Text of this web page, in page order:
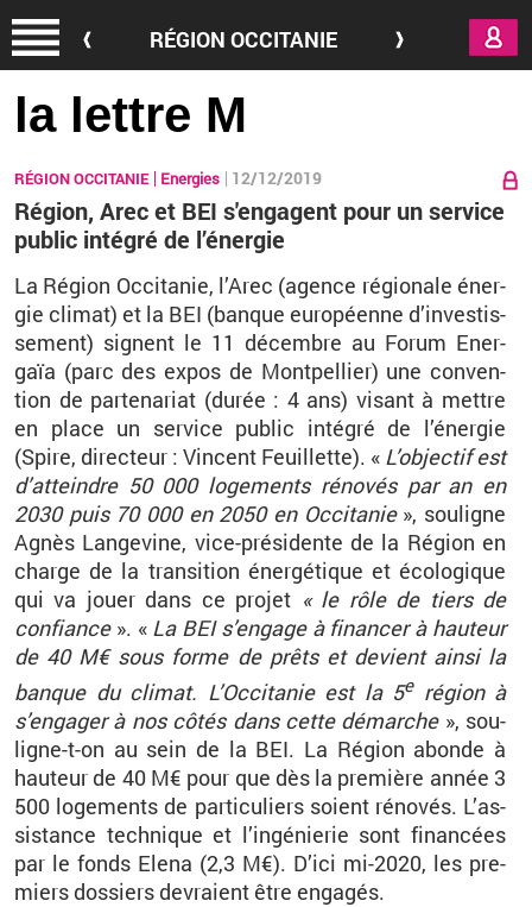
RÉGION OCCITANIE
la lettre M
RÉGION OCCITANIE Energies 12/12/2019
Région, Arec et BEI s'engagent pour un service
public intégré de l’énergie
La Ré­gion Oc­ci­ta­nie, l’Arec (agence ré­gio­nale éner­
gie cli­mat) et la BEI (banque eu­ro­péenne d’in­ves­tis­
se­ment) signent le 11 dé­cembre au Forum Ener­
gaïa (parc des expos de Mont­pel­lier) une conven­
tion de par­te­na­riat (durée : 4 ans) vi­sant à mettre
en place un ser­vice pu­blic in­té­gré de l’éner­gie
(Spire, di­rec­teur : Vincent Feuillette). « L’ob­jec­tif est
d’at­teindre 50 000 lo­ge­ments ré­no­vés par an en
2030 puis 70 000 en 2050 en Oc­ci­ta­nie », sou­ligne
Agnès Lan­ge­vine, vice-pré­si­dente de la Ré­gion en
charge de la tran­si­tion éner­gé­tique et éco­lo­gique
qui va jouer dans ce pro­jet « le rôle de tiers de
confiance». « La BEI s’en­gage à fi­nan­cer à hau­teur
de 40 M€ sous forme de prêts et de­vient ainsi la
banque du cli­mat. L’Oc­ci­ta­nie est la 5eré­gion à
s’en­ga­ger à nos côtés dans cette dé­marche», sou­
ligne-t-on au sein de la BEI. La Ré­gion abonde à
hau­teur de 40 M€ pour que dès la pre­mière année 3
500 lo­ge­ments de par­ti­cu­liers soient ré­no­vés. L’as­
sis­tance tech­nique et l’in­gé­nie­rie sont fi­nan­cées
par le fonds Elena (2,3 M€). D’ici mi-2020, les pre­
miers dos­siers de­vraient être en­ga­gés.